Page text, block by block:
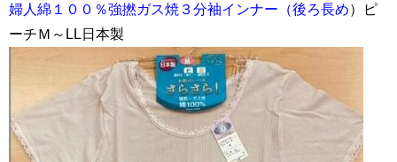
婦人綿１００％強撚ガス焼３分袖インナー（後ろ長め）ピ
ーチＭ～LL日本製